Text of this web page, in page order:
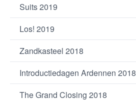
Suits 2019
Los! 2019
Zandkasteel 2018
Introductiedagen Ardennen 2018
The Grand Closing 2018